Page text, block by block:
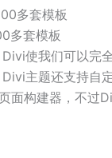
多套模板
使我们可以完
主题还支持
面构建器，不过